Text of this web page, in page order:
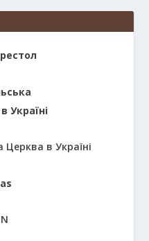
Україні
в Україні